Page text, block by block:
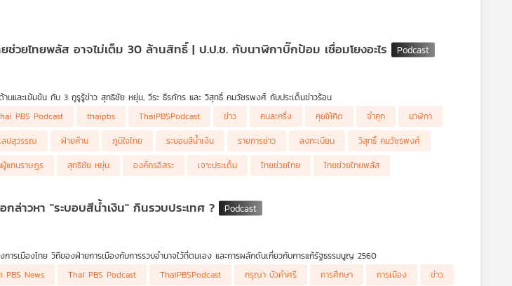
ยช่วยไทยพลัส อาจไม่เต็ม 30 ล้านสิทธิ์ | ป.ป.ช. กับนาฬิกาบิ๊กป้อม เชื่อมโยงอะไร
ด้านและเข้มข้น กับ 3 กูรูรู้ข่าว สุทธิชัย หยุ่น, วีระ ธีรภัทร และ วิสุทธิ์ คมวัชรพงศ์ กับประเด็นข่าวร้อน
ดข้อมูลการไต่สวนกรณี "นาฬิกาบิ๊กป้อม"
ะโยงไปถึงเรื่องอะไรต่อบ้าง ?
อนตัวยาก
PBS Podcast thaipbs ThaiPBSPodcast ข่าว คนละครึ่ง คุยให้คิด จำคุก
นาฬิกา
ปสุวรรณ ฝ่ายค้าน ภูมิใจไทย ระบอบสีน้ำเงิน รายการข่าว ลงทะเบียน
วิสุทธิ์ คมวัชรพงศ์
แทนราษฎร สุทธิชัย หยุ่น องค์กรอิสระ เจาะประเด็น ไทยช่วยไทย ไทยช่วยไทยพลัส
กล่าวหา "ระบอบสีน้ำเงิน" กินรวบประเทศ ?
งการเมืองไทย วิถีของฝ่ายการเมืองกับการรวบอำนาจไว้ที่ตนเอง และการผลักดันเกี่ยวกับการแก้รัฐธรรมนูญ 2560
ารการเลือกตั้ง (กกต.)
PBS News Thai PBS Podcast ThaiPBSPodcast กรุณา บัวคำศรี การศึกษา การเมือง ข่าว